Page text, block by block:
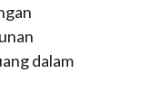
dalam